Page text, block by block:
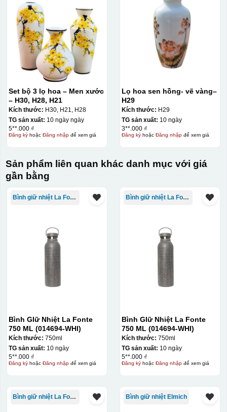
Set bộ 3 lọ hoa – Men xước
– H30, H28, H21
Kích thước: H30, H21, H28
TG sản xuất: 10 ngày ngày
5**.000 ₫
Đăng kýhoặc Đăng nhậpđể xem giá
Lọ hoa sen hồng- vẽ vàng–
H29
Kích thước: H29
TG sản xuất: 10 ngày
3**.000 ₫
Đăng kýhoặc Đăng nhậpđể xem giá
Sản phẩm liên quan khác danh mục với giá
gần bằng
Bình giữ nhiệt La Fonte
Bình GIữ Nhiệt La Fonte
750 ML (014694-WHI)
Kích thước: 750ml
TG sản xuất: 10 ngày
5**.000 ₫
Đăng kýhoặc Đăng nhậpđể xem giá
Bình giữ nhiệt La Fonte
Bình GIữ Nhiệt La Fonte
750 ML (014694-WHI)
Kích thước: 750ml
TG sản xuất: 10 ngày
5**.000 ₫
Đăng kýhoặc Đăng nhậpđể xem giá
Bình giữ nhiệt La Fonte Bình giữ nhiệt Elmich